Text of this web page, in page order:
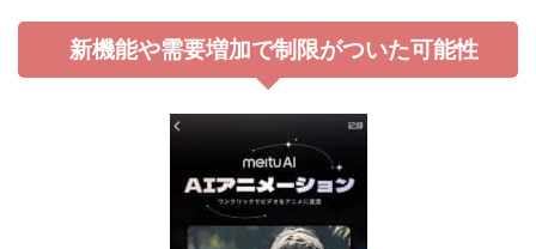
新機能や需要増加で制限がついた可能性